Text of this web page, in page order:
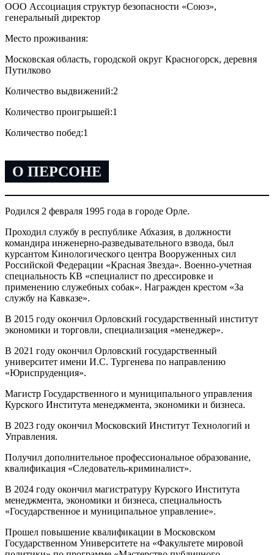
ООО Ассоциация структур безопасности «Союз»,
генеральный директор
Место проживания:
Московская область, городской округ Красногорск, деревня
Путилково
Количество выдвижений:2
Количество проигрышей:1
Количество побед:1
О ПЕРСОНЕ
Родился 2 февраля 1995 года в городе Орле.
Проходил службу в республике Абхазия, в должности
командира инженерно-разведывательного взвода, был
курсантом Кинологического центра Вооруженных сил
Российской Федерации «Красная Звезда». Военно-учетная
специальность КВ «специалист по дрессировке и
применению служебных собак». Награжден крестом «За
службу на Кавказе».
В 2015 году окончил Орловский государственный институт
экономики и торговли, специализация «менеджер».
В 2021 году окончил Орловский государственный
университет имени И.С. Тургенева по направлению
«Юриспруденция».
Магистр Государственного и муниципального управления
Курского Института менеджмента, экономики и бизнеса.
В 2023 году окончил Московский Институт Технологий и
Управления.
Получил дополнительное профессиональное образование,
квалификация «Следователь-криминалист».
В 2024 году окончил магистратуру Курского Института
менеджмента, экономики и бизнеса, специальность
«Государственное и муниципальное управление».
Прошел повышение квалификации в Московском
Государственном Университете на «Факультете мировой